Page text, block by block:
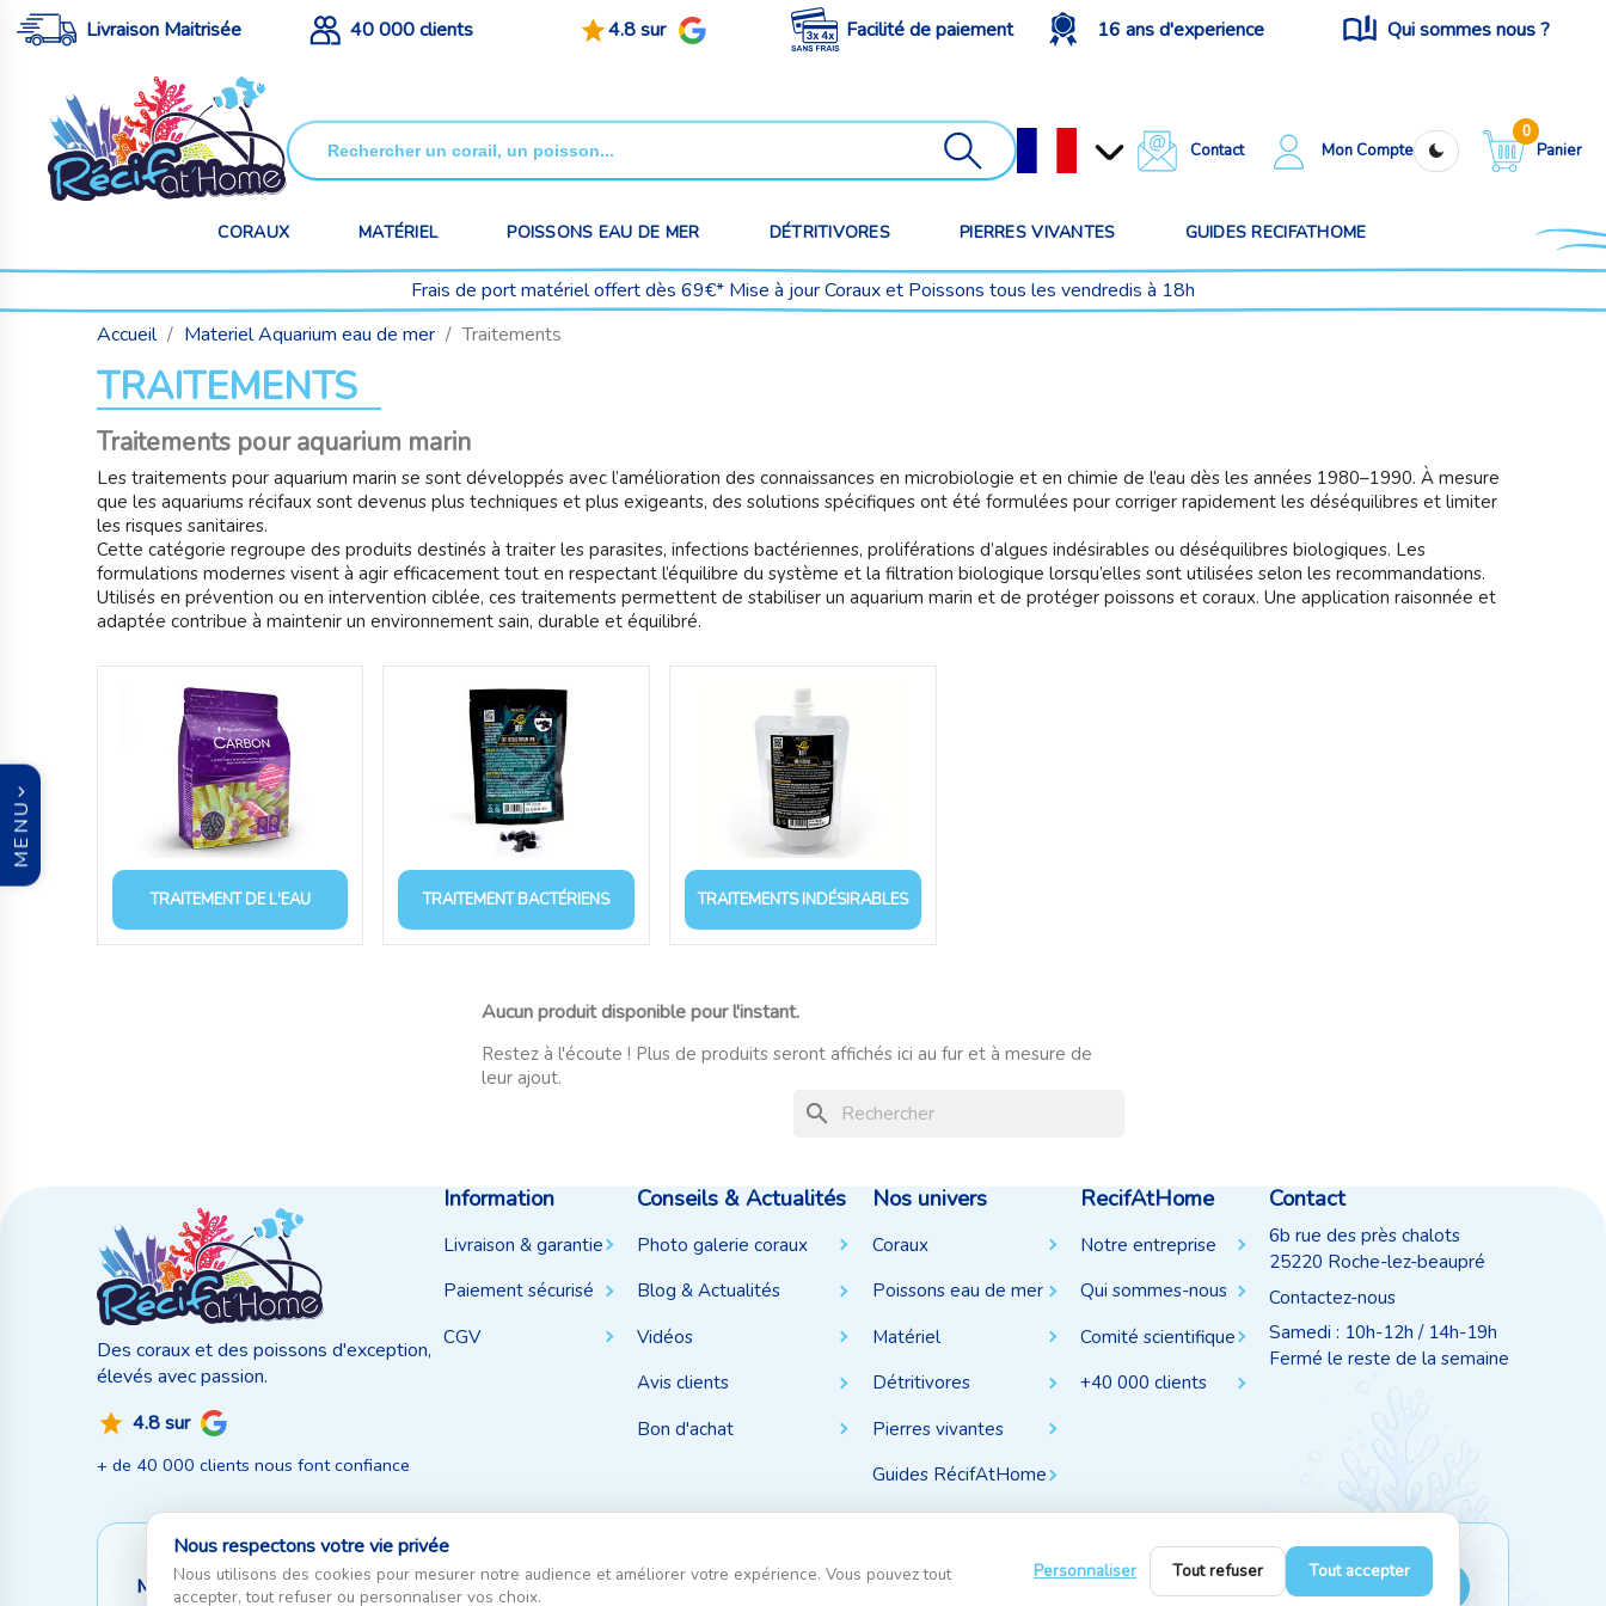
Livraison Maitrisée 40 000 clients 4.8 sur Facilité de paiement 16 ans d'experience Qui sommes nous ?
Contact Mon Compte
0
Panier
CORAUX MATÉRIEL POISSONS EAU DE MER DÉTRITIVORES PIERRES VIVANTES GUIDES RECIFATHOME
Frais de port matériel offert dès 69€* Mise à jour Coraux et Poissons tous les vendredis à 18h
Accueil
Materiel Aquarium eau de mer Traitements
TRAITEMENTS
Traitements pour aquarium marin
Les traitements pour aquarium marin se sont développés avec l’amélioration des connaissances en microbiologie et en chimie de l’eau dès les années 1980–1990. À mesure
que les aquariums récifaux sont devenus plus techniques et plus exigeants, des solutions spécifiques ont été formulées pour corriger rapidement les déséquilibres et limiter
les risques sanitaires.
Cette catégorie regroupe des produits destinés à traiter les parasites, infections bactériennes, proliférations d’algues indésirables ou déséquilibres biologiques. Les
formulations modernes visent à agir efficacement tout en respectant l’équilibre du système et la filtration biologique lorsqu’elles sont utilisées selon les recommandations.
Utilisés en prévention ou en intervention ciblée, ces traitements permettent de stabiliser un aquarium marin et de protéger poissons et coraux. Une application raisonnée et
adaptée contribue à maintenir un environnement sain, durable et équilibré.
TRAITEMENT DE L'EAU TRAITEMENT BACTÉRIENS TRAITEMENTS INDÉSIRABLES
Aucun produit disponible pour l'instant.
Restez à l'écoute ! Plus de produits seront affichés ici au fur et à mesure de
leur ajout.
search
Des coraux et des poissons d'exception,
élevés avec passion.
4.8 sur
+ de 40 000 clients nous font confiance
Information
Livraison & garantie
Paiement sécurisé
CGV
Conseils & Actualités
Photo galerie coraux
Blog & Actualités
Vidéos
Avis clients
Bon d'achat
Nos univers
Coraux
Poissons eau de mer
Matériel
Détritivores
Pierres vivantes
Guides RécifAtHome
RecifAtHome
Notre entreprise
Qui sommes-nous
Comité scientifique
+40 000 clients
Contact
6b rue des près chalots
25220 Roche-lez-beaupré
Contactez-nous
Samedi : 10h-12h / 14h-19h
Fermé le reste de la semaine
Moyen de paiement
MENU
Nous respectons votre vie privée
Nous utilisons des cookies pour mesurer notre audience et améliorer votre expérience. Vous pouvez tout
accepter, tout refuser ou personnaliser vos choix.
Personnaliser Tout refuser Tout accepter